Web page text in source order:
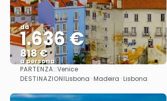
da
1.636 €
818 €
a persona
Vedere
PARTENZA::Venice
DESTINAZIONILisbona · Madeira · Lisbona